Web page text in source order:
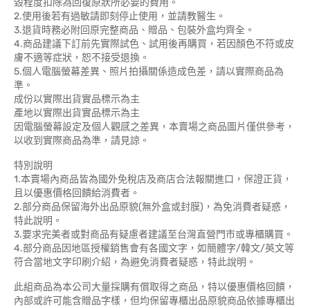
毀程度扣除為回復原狀所必要的費用。
2.使用後若有過敏請即刻停止使用，並請教醫生。
3.退貨時務必附回原完整商品、贈品、包裝外盒均齊全。
4.商品建議下訂前先實際試色、試用後再購買，若因顏色不符或皮
膚不適等症狀，恕不接受退換。
5.個人電腦螢幕差異、照片拍攝關係造成色差，請以實際商品為
準。
成份以實際出貨實品標示為主
產地以實際出貨實品標示為主
因電腦螢幕設定及個人觀感之差異，本賣場之商品圖片僅供參考，
以收到實際商品為準，請見諒。
特別說明
1.本賣場內商品皆為國外免稅店及商店合法報關進口，保證正貨，
且以優惠價格回饋給消費者。
2.部分商品保留海外出品原貌(無外盒或封膜)，為免消費者疑惑，
特此說明。
3.要求完美者或對商品有疑慮者建議至台灣直營門市或專櫃購買。
4.部分商品因地區授權銷售會有各國文字，如簡體字/韓文/英文等
符合當地文字印刷介紹，為避免消費者疑惑，特此說明。
此組商品為本公司大量採購有償取得之商品，特以優惠價格回饋，
內部或許可能含贈品字樣，但均保留專櫃出品原貌商品依據專櫃出